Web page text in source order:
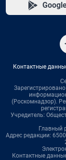
Контактные
(Роскомнадзор).
Учредитель:
Главный
Адрес редакции:
Контактные